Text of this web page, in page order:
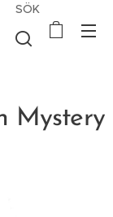
SÖK
Mystery